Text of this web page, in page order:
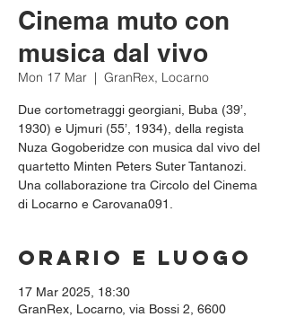
Cinema muto con
musica dal vivo
Mon 17 Mar
  |
GranRex, Locarno
Due cortometraggi georgiani, Buba (39’,
1930) e Ujmuri (55’, 1934), della regista
Nuza Gogoberidze con musica dal vivo del
quartetto Minten Peters Suter Tantanozi.
Una collaborazione tra Circolo del Cinema
di Locarno e Carovana091.
Orario e luogo
17 Mar 2025, 18:30
GranRex, Locarno, via Bossi 2, 6600